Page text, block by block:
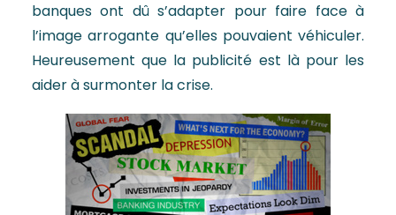
banques ont dû s’adapter pour faire face à
l’image arrogante qu’elles pouvaient véhiculer.
Heureusement que la publicité est là pour les
aider à surmonter la crise.